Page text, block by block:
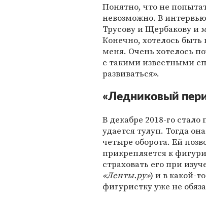
Понятно, что не
невозможно. В интервью
Трусову и Щербакову и
Конечно, хотелось
меня. Очень хотелось
с такими известными
развиваться».
«Ледниковый
В декабре 2018-го
удается тулуп. Тогда
четыре оборота. Ей
прикрепляется к
страховать его при
«Ленты.ру») и в какой-
фигуристку уже не